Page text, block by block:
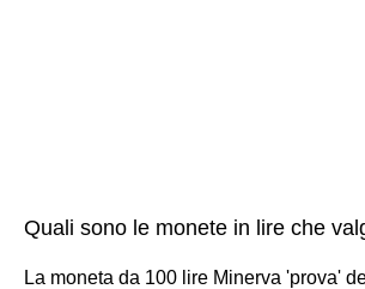
Quali sono le monete in lire che
La moneta da 100 lire Minerva 'prova'